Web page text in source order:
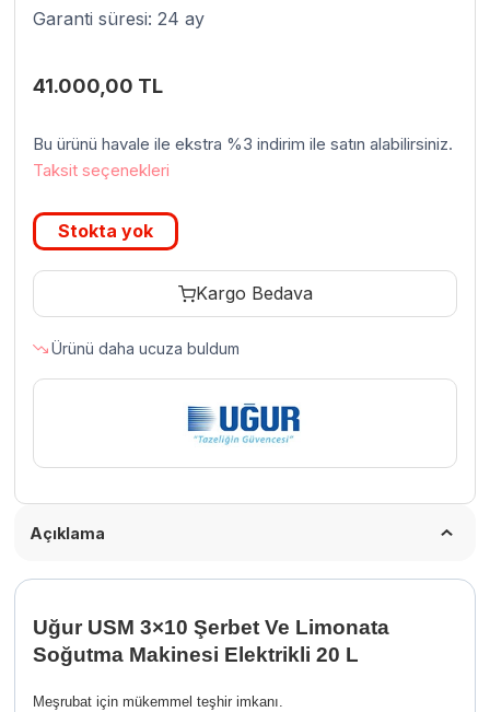
Garanti süresi: 24 ay
41.000,00 TL
Bu ürünü havale ile ekstra %3 indirim ile satın alabilirsiniz.
Taksit seçenekleri
Stokta yok
Kargo Bedava
Ürünü daha ucuza buldum
Açıklama
Uğur USM 3×10 Şerbet Ve Limonata
Soğutma Makinesi Elektrikli 20 L
Meşrubat için mükemmel teşhir imkanı.